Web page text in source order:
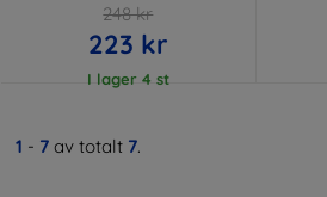
248 kr
223 kr
I lager 4 st
1 - 7 av totalt 7.